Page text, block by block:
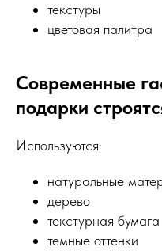
текстуры
цветовая палитра
Современные
подарки
Используются:
натуральные
дерево
текстурная бумага
темные оттенки